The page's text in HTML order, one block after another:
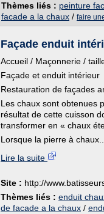
Thèmes liés : peinture
facade a la chaux / faire
Façade enduit
Accueil / Maçonnerie /
Façade et enduit intérieur
Restauration de façades
Les chaux sont obtenues
résultat de cette cuisson
transformer en « chaux
Lorsque la pierre à chaux...
Lire la suite
Site : http://
Thèmes liés : enduit
de facade a la chaux /